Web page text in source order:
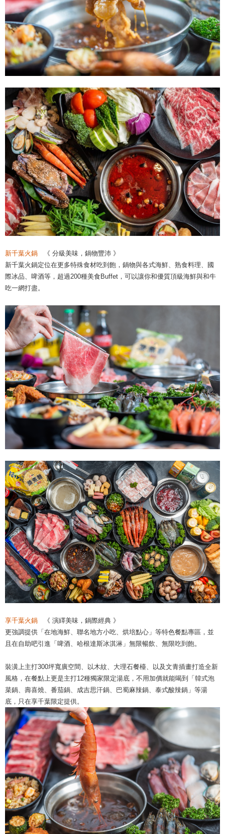
新千葉火鍋
《 分級美味，鍋物豐沛 》
新千葉火鍋定位在更多特殊食材吃到飽，鍋物與各式海鮮、熟食料理、國
際冰品、啤酒等，超過200種美食Buffet，可以讓你和優質頂級海鮮與和牛
吃一網打盡。
享千葉火鍋 《 演繹美味，鍋際經典 》
更強調提供「在地海鮮、聯名地方小吃、烘培點心」等特色餐點專區，並
且在自助吧引進「啤酒、哈根達斯冰淇淋」無限暢飲、無限吃到飽。
裝潢上主打300坪寬廣空間、以木紋、大理石餐檯、以及文青插畫打造全新
風格，在餐點上更是主打12種獨家限定湯底，不用加價就能喝到「韓式泡
菜鍋、壽喜燒、番茄鍋、成吉思汗鍋、巴蜀麻辣鍋、泰式酸辣鍋」等湯
底，只在享千葉限定提供。